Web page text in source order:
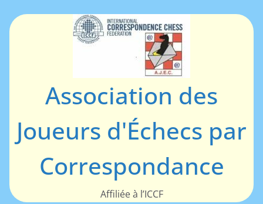
au
Association des
Joueurs d'Échecs par
Correspondance
Affiliée à l’ICCF